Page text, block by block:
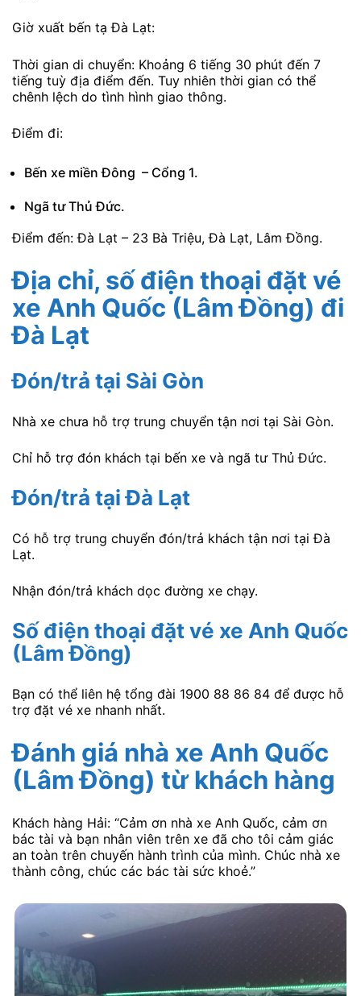
Giờ xuất bến tạ Đà Lạt:
Thời gian di chuyển: Khoảng 6 tiếng 30 phút đến 7
tiếng tuỳ địa điểm đến. Tuy nhiên thời gian có thể
chênh lệch do tình hình giao thông.
Điểm đi:
Bến xe miền Đông – Cổng 1.
Ngã tư Thủ Đức.
Điểm đến: Đà Lạt – 23 Bà Triệu, Đà Lạt, Lâm Đồng.
Địa chỉ, số điện thoại đặt vé
xe Anh Quốc (Lâm Đồng) đi
Đà Lạt
Đón/trả tại Sài Gòn
Nhà xe chưa hỗ trợ trung chuyển tận nơi tại Sài Gòn.
Chỉ hỗ trợ đón khách tại bến xe và ngã tư Thủ Đức.
Đón/trả tại Đà Lạt
Có hỗ trợ trung chuyển đón/trả khách tận nơi tại Đà
Lạt.
Nhận đón/trả khách dọc đường xe chạy.
Số điện thoại đặt vé xe Anh Quốc
(Lâm Đồng)
Bạn có thể liên hệ tổng đài 1900 88 86 84 để được hỗ
trợ đặt vé xe nhanh nhất.
Đánh giá nhà xe Anh Quốc
(Lâm Đồng) từ khách hàng
Khách hàng Hải: “Cảm ơn nhà xe Anh Quốc, cảm ơn
bác tài và bạn nhân viên trên xe đã cho tôi cảm giác
an toàn trên chuyến hành trình của mình. Chúc nhà xe
thành công, chúc các bác tài sức khoẻ.”